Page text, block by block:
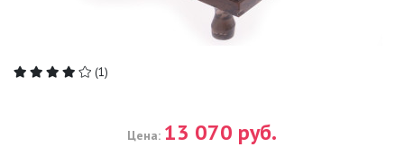
(1)
Цена: 13 070 руб.